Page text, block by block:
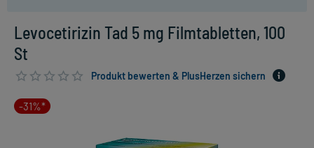
Levocetirizin Tad 5 mg Filmtabletten, 100
St
Produkt bewerten & PlusHerzen sichern
-31%*